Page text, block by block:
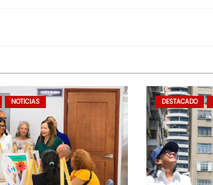
NOTICIAS DESTACADO